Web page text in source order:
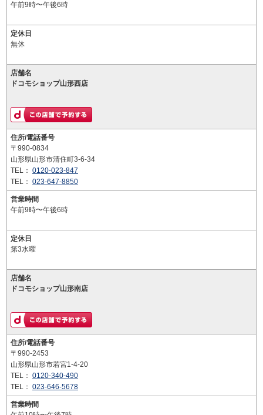
午前9時〜午後6時
定休日
無休
店舗名
ドコモショップ山形西店
住所/電話番号
〒990-0834
山形県山形市清住町3-6-34
TEL： 0120-023-847
TEL： 023-647-8850
営業時間
午前9時〜午後6時
定休日
第3水曜
店舗名
ドコモショップ山形南店
住所/電話番号
〒990-2453
山形県山形市若宮1-4-20
TEL： 0120-340-490
TEL： 023-646-5678
営業時間